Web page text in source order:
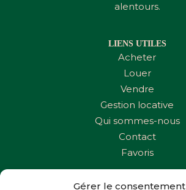
Gérer le consentement
alentours.
LIENS UTILES
Acheter
Louer
Vendre
Gestion locative
Qui sommes-nous
Contact
Favoris
CONTACTEZ-NOUS